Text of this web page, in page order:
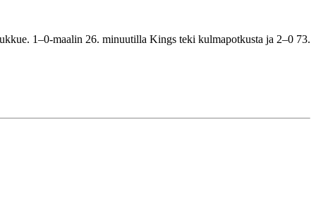
1–0-maalin 26. minuutilla Kings teki kulmapotkusta ja 2–0 73.